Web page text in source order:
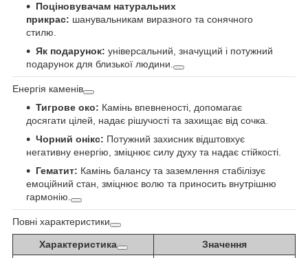
Поціновувачам натуральних
прикрас: шанувальникам виразного та сонячного
стилю.
Як подарунок: універсальний, значущий і потужний
подарунок для близької людини.
Енергія каменів
Тигрове око: Камінь впевненості, допомагає
досягати цілей, надає рішучості та захищає від сочка.
Чорний онікс: Потужний захисник відштовхує
негативну енергію, зміцнює силу духу та надає стійкості.
Гематит: Камінь балансу та заземлення стабілізує
емоційний стан, зміцнює волю та приносить внутрішню
гармонію.
Повні характеристики
Характеристика
Значення